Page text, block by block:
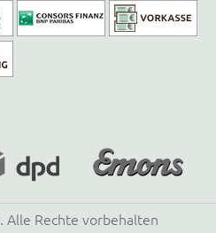
. Alle Rechte vorbehalten